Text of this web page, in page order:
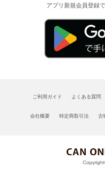
アプリ新規会員登録
ご利用ガイド よくある質問
会社概要 特定商取引法 古